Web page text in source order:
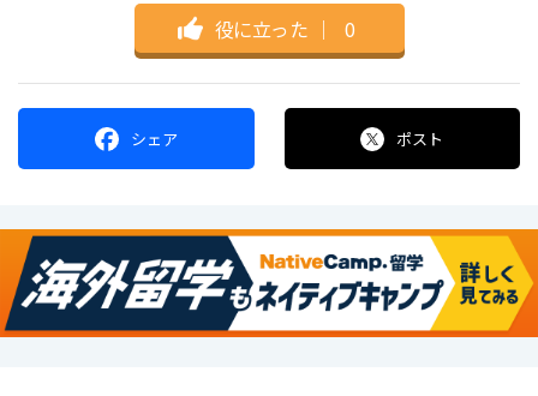
役に立った ｜ 0
シェア ポスト